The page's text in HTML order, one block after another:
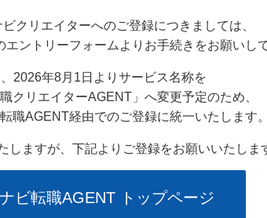
クリエイターへのご登録につきましては、
エントリーフォームよりお手続きをお願いし
2026年8月1日よりサービス名称を
職クリエイターAGENT」へ変更予定のため、
職AGENT経由でのご登録に統一いたします。
しますが、下記よりご登録をお願いいたしま
ビ転職AGENT トップページ